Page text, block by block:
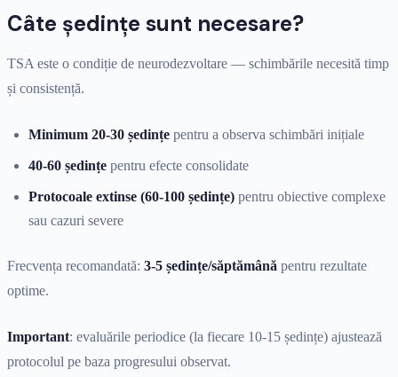
Câte ședințe sunt necesare?
TSA este o condiție de neurodezvoltare — schimbările necesită timp
și consistență.
Minimum 20-30 ședințe pentru a observa schimbări inițiale
40-60 ședințe pentru efecte consolidate
Protocoale extinse (60-100 ședințe) pentru obiective complexe
sau cazuri severe
Frecvența recomandată: 3-5 ședințe/săptămână pentru rezultate
optime.
Important: evaluările periodice (la fiecare 10-15 ședințe) ajustează
protocolul pe baza progresului observat.